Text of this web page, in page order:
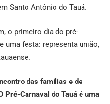
Santo Antônio do Tauá.
o primeiro dia do pré-
uma festa: representa união,
das famílias e de
Pré-Carnaval do Tauá é uma